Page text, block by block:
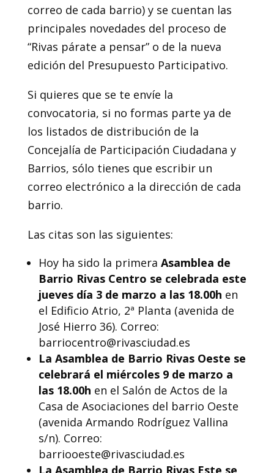
correo de cada barrio) y se cuentan las
principales novedades del proceso de
“Rivas párate a pensar” o de la nueva
edición del Presupuesto Participativo.
Si quieres que se te envíe la
convocatoria, si no formas parte ya de
los listados de distribución de la
Concejalía de Participación Ciudadana y
Barrios, sólo tienes que escribir un
correo electrónico a la dirección de cada
barrio.
Las citas son las siguientes:
Hoy ha sido la primera Asamblea de
Barrio Rivas Centro se celebrada este
jueves día 3 de marzo a las 18.00h en
el Edificio Atrio, 2ª Planta (avenida de
José Hierro 36). Correo:
barriocentro@rivasciudad.es
La Asamblea de Barrio Rivas Oeste se
celebrará el miércoles 9 de marzo a
las 18.00h en el Salón de Actos de la
Casa de Asociaciones del barrio Oeste
(avenida Armando Rodríguez Vallina
s/n). Correo:
barriooeste@rivasciudad.es
La Asamblea de Barrio Rivas Este se